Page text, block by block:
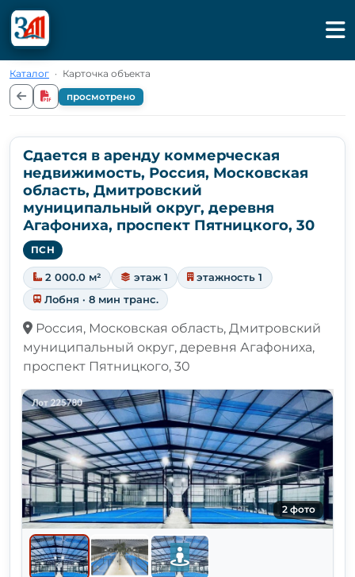
Каталог · Карточка объекта
просмотрено
Сдается в аренду коммерческая
недвижимость, Россия, Московская
область, Дмитровский
муниципальный округ, деревня
Агафониха, проспект Пятницкого, 30
ПСН
2 000.0 м² этаж 1
этажность 1
Лобня · 8 мин транс.
Россия, Московская область, Дмитровский
муниципальный округ, деревня Агафониха,
проспект Пятницкого, 30
2 фото